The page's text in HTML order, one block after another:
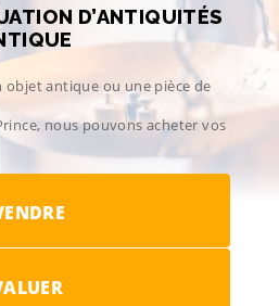
D’ANTIQUITÉS
objet antique ou une pièce de
nous pouvons acheter vos